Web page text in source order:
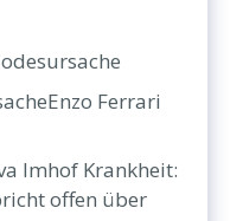
Enzo Ferrari
Imhof Krankheit:
offen über